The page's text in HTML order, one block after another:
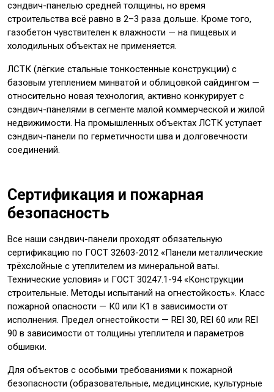
сэндвич-панелью средней толщины, но время
строительства всё равно в 2–3 раза дольше. Кроме того,
газобетон чувствителен к влажности — на пищевых и
холодильных объектах не применяется.
ЛСТК (лёгкие стальные тонкостенные конструкции) с
базовым утеплением минватой и облицовкой сайдингом —
относительно новая технология, активно конкурирует с
сэндвич-панелями в сегменте малой коммерческой и жилой
недвижимости. На промышленных объектах ЛСТК уступает
сэндвич-панели по герметичности шва и долговечности
соединений.
Сертификация и пожарная
безопасность
Все наши сэндвич-панели проходят обязательную
сертификацию по ГОСТ 32603-2012 «Панели металлические
трёхслойные с утеплителем из минеральной ваты.
Технические условия» и ГОСТ 30247.1-94 «Конструкции
строительные. Методы испытаний на огнестойкость». Класс
пожарной опасности — К0 или К1 в зависимости от
исполнения. Предел огнестойкости — REI 30, REI 60 или REI
90 в зависимости от толщины утеплителя и параметров
обшивки.
Для объектов с особыми требованиями к пожарной
безопасности (образовательные, медицинские, культурные